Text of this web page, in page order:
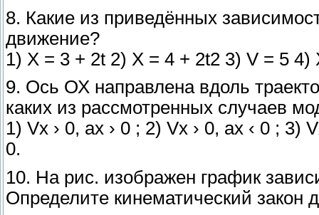
8. Какие из приведённых
движение?
1) X = 3 + 2t 2) X = 4 + 2t2 3) V = 5
9. Ось ОХ направлена вдоль
каких из рассмотренных случаев
1) Vx › 0, ах › 0 ; 2) Vx › 0, ах ‹ 0 ; 3)
0.
10. На рис. изображен график
Определите кинематический закон